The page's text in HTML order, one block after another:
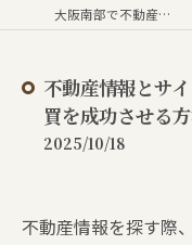
大阪南部で不動産売買なら株式会社阪南住宅
不動産情報とサ
買を成功させる
2025/10/18
不動産情報を探す際